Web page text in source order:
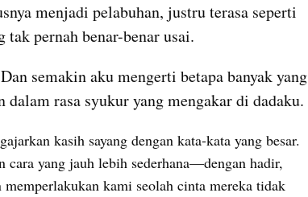
menjadi pelabuhan, justru terasa seperti
pernah benar-benar usai.
semakin aku mengerti betapa banyak yang
rasa syukur yang mengakar di dadaku.
kasih sayang dengan kata-kata yang besar.
cara yang jauh lebih sederhana—dengan hadir,
memperlakukan kami seolah cinta mereka tidak